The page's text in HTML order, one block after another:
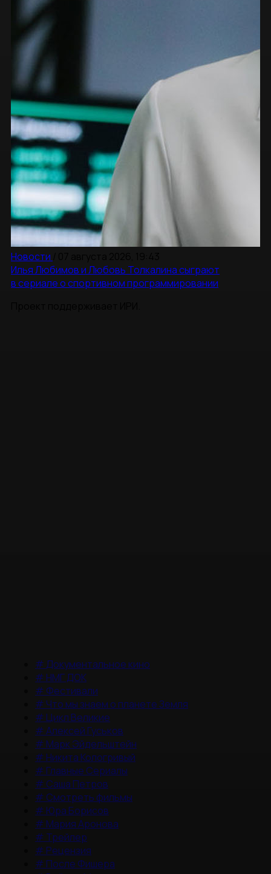
Новости
Илья Любимов и Любовь Толкалина сыграют
в сериале о спортивном программировании
# Документальное кино
# НМГ ДОК
# Фестивали
# Что мы знаем о планете Земля
# Цикл Великие
#Алексей Гуськов
# Марк Эйдельштейн
# Никита Кологривый
# Главные Сериалы
# Саша Петров
# Смотреть фильмы
# Юра Борисов
# Мария Аронова
# Трейлер
# Рецензия
# После Фишера